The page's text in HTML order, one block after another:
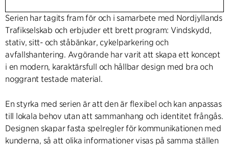
Serien har tagits fram för och i samarbete med Nordjyllands
Trafikselskab och erbjuder ett brett program: Vindskydd,
stativ, sitt- och ståbänkar, cykelparkering och
avfallshantering. Avgörande har varit att skapa ett koncept
i en modern, karaktärsfull och hållbar design med bra och
noggrant testade material.
En styrka med serien är att den är flexibel och kan anpassas
till lokala behov utan att sammanhang och identitet frångås.
Designen skapar fasta spelregler för kommunikationen med
kunderna, så att olika informationer visas på samma ställen